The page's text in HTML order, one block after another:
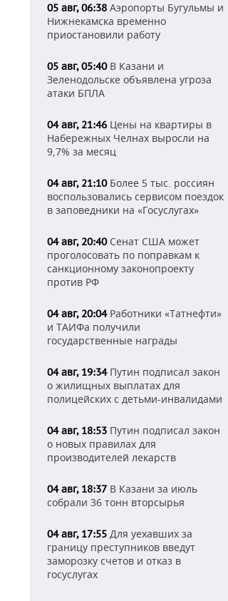
05 авг, 06:38 Аэропорты Бугульмы и
Нижнекамска временно
приостановили работу
05 авг, 05:40В Казани и
Зеленодольске объявлена угроза
атаки БПЛА
04 авг, 21:46 Цены на квартиры в
Набережных Челнах выросли на
9,7% за месяц
04 авг, 21:10Более 5 тыс. россиян
воспользовались сервисом поездок
в заповедники на «Госуслугах»
04 авг, 20:40Сенат США может
проголосовать по поправкам к
санкционному законопроекту
против РФ
04 авг, 20:04Работники «Татнефти»
и ТАИФа получили
государственные награды
04 авг, 19:34Путин подписал закон
о жилищных выплатах для
полицейских с детьми-инвалидами
04 авг, 18:53 Путин подписал закон
о новых правилах для
производителей лекарств
04 авг, 18:37 В Казани за июль
собрали 36 тонн вторсырья
04 авг, 17:55 Для уехавших за
границу преступников введут
заморозку счетов и отказ в
госуслугах